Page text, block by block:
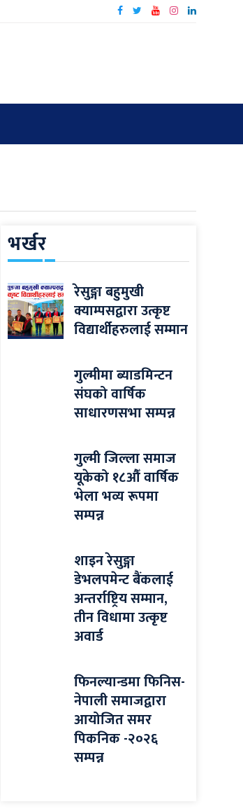
भर्खर
रेसुङ्गा बहुमुखी
क्याम्पसद्वारा उत्कृष्ट
विद्यार्थीहरुलाई सम्मान
गुल्मीमा ब्याडमिन्टन
संघको वार्षिक
साधारणसभा सम्पन्न
गुल्मी जिल्ला समाज
यूकेको १८औँ वार्षिक
भेला भव्य रूपमा
सम्पन्न
शाइन रेसुङ्गा
डेभलपमेन्ट बैंकलाई
अन्तर्राष्ट्रिय सम्मान,
तीन विधामा उत्कृष्ट
अवार्ड
फिनल्यान्डमा फिनिस-
नेपाली समाजद्वारा
आयोजित समर
पिकनिक -२०२६
सम्पन्न